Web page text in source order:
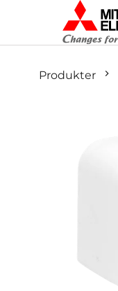
Produkter